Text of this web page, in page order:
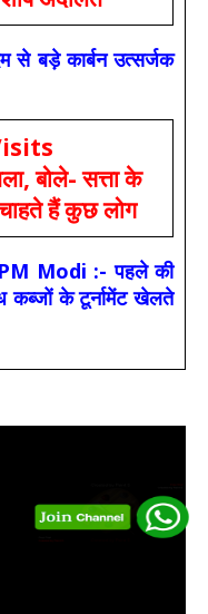
से बड़े कार्बन उत्सर्जक
बोले- सत्ता के
हैं कुछ लोग
Modi :- पहले की
कब्जों के टूर्नामेंट खेलते